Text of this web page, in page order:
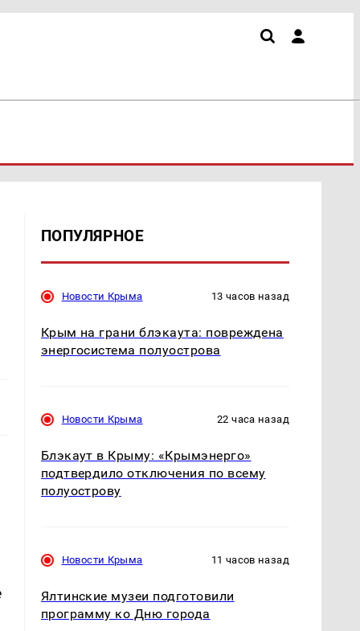
ПОПУЛЯРНОЕ
Новости Крыма 13 часов назад
Крым на грани блэкаута: повреждена
энергосистема полуострова
Новости Крыма 22 часа назад
Блэкаут в Крыму: «Крымэнерго»
подтвердило отключения по всему
полуострову
Новости Крыма 11 часов назад
Ялтинские музеи подготовили
программу ко Дню города